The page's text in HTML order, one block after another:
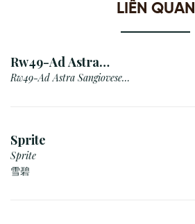
LIÊN QUAN
Rw49-Ad Astra
Sangiovese Rubicone Igt
Rw49-Ad Astra Sangiovese
Sprite
Sprite
雪碧